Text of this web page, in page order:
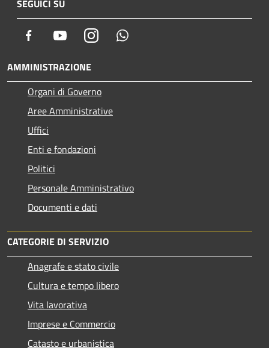
SEGUICI SU
Facebook YoutubeInstagram
AMMINISTRAZIONE
Organi di Governo
Aree Amministrative
Uffici
Enti e fondazioni
Politici
Personale Amministrativo
Documenti e dati
CATEGORIE DI SERVIZIO
Anagrafe e stato civile
Cultura e tempo libero
Vita lavorativa
Imprese e Commercio
Catasto e urbanistica